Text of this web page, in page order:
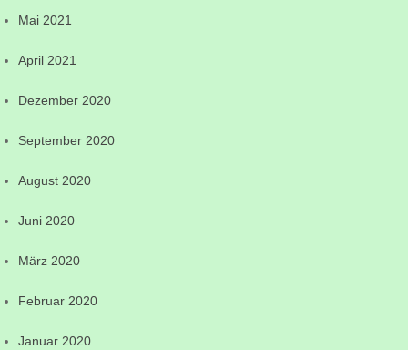
Mai 2021
April 2021
Dezember 2020
September 2020
August 2020
Juni 2020
März 2020
Februar 2020
Januar 2020